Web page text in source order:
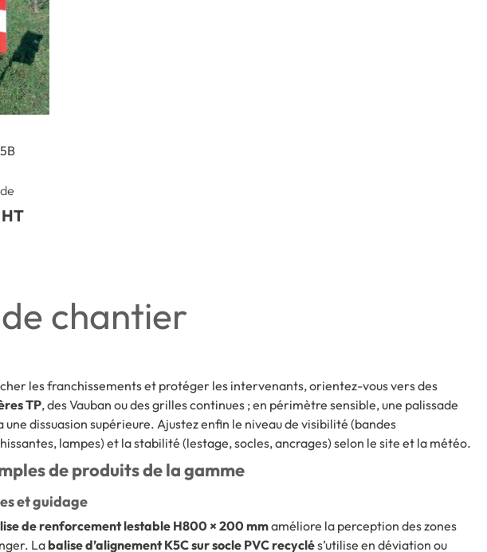
chantier
les franchissements et protéger les intervenants, orientez-vous vers des
TP, des Vauban ou des grilles continues ; en périmètre sensible, une palissade
dissuasion supérieure. Ajustez enfin le niveau de visibilité (bandes
lampes) et la stabilité (lestage, socles, ancrages) selon le site et la météo.
de produits de la gamme
et guidage
de renforcement lestable H800 × 200 mmaméliore la perception des zones
Labalise d’alignement K5C sur socle PVC recyclés’utilise en déviation ou